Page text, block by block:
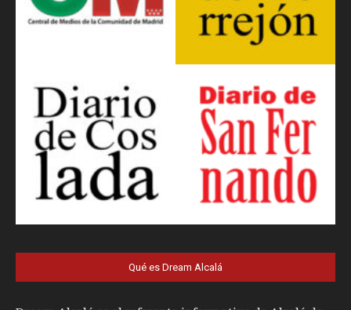
Qué es Dream Alcalá